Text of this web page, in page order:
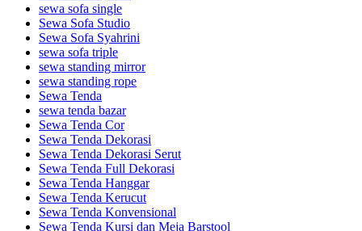
sewa sofa single
Sewa Sofa Studio
Sewa Sofa Syahrini
sewa sofa triple
sewa standing mirror
sewa standing rope
Sewa Tenda
sewa tenda bazar
Sewa Tenda Cor
Sewa Tenda Dekorasi
Sewa Tenda Dekorasi Serut
Sewa Tenda Full Dekorasi
Sewa Tenda Hanggar
Sewa Tenda Kerucut
Sewa Tenda Konvensional
Sewa Tenda Kursi dan Meja Barstool